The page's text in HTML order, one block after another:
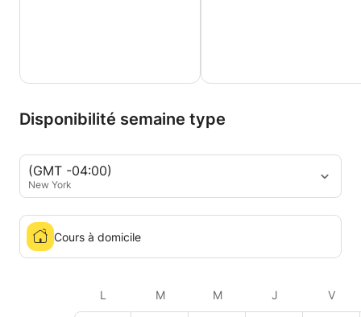
Disponibilité semaine type
(GMT -04:00)
New York
Cours à domicile
L M M J V